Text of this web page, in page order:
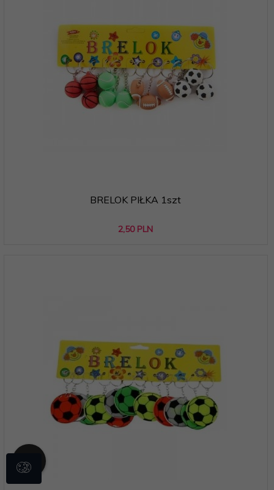
BRELOK PIŁKA 1szt
2,50 PLN